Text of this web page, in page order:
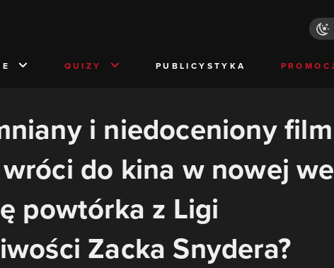
QUIZY PUBLICYSTYKA
i niedoceniony
do kina w nowej
powtórka z Ligi
Zacka Snydera?